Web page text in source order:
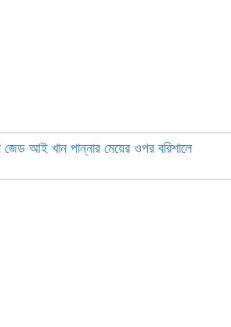
জেড আই খান পান্নার মেয়ের ওপর বরিশালে